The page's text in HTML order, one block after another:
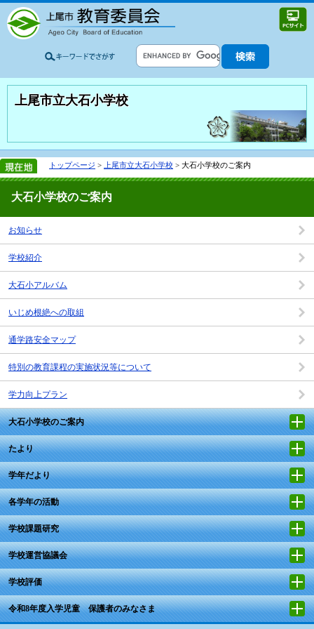
上尾市立大石小学校
トップページ > 上尾市立大石小学校 > 大石小学校のご案内
大石小学校のご案内
お知らせ
学校紹介
大石小アルバム
いじめ根絶への取組
通学路安全マップ
特別の教育課程の実施状況等について
学力向上プラン
大石小学校のご案内
たより
学年だより
各学年の活動
学校課題研究
学校運営協議会
学校評価
令和8年度入学児童 保護者のみなさま